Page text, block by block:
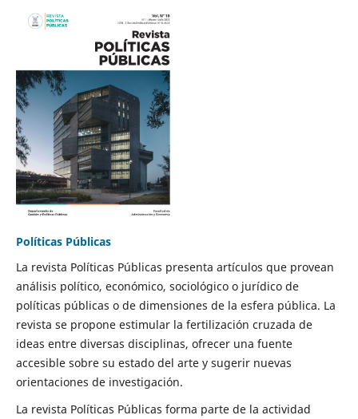
Políticas Públicas
La revista Políticas Públicas presenta artículos que provean
análisis político, económico, sociológico o jurídico de
políticas públicas o de dimensiones de la esfera pública. La
revista se propone estimular la fertilización cruzada de
ideas entre diversas disciplinas, ofrecer una fuente
accesible sobre su estado del arte y sugerir nuevas
orientaciones de investigación.
La revista Políticas Públicas forma parte de la actividad